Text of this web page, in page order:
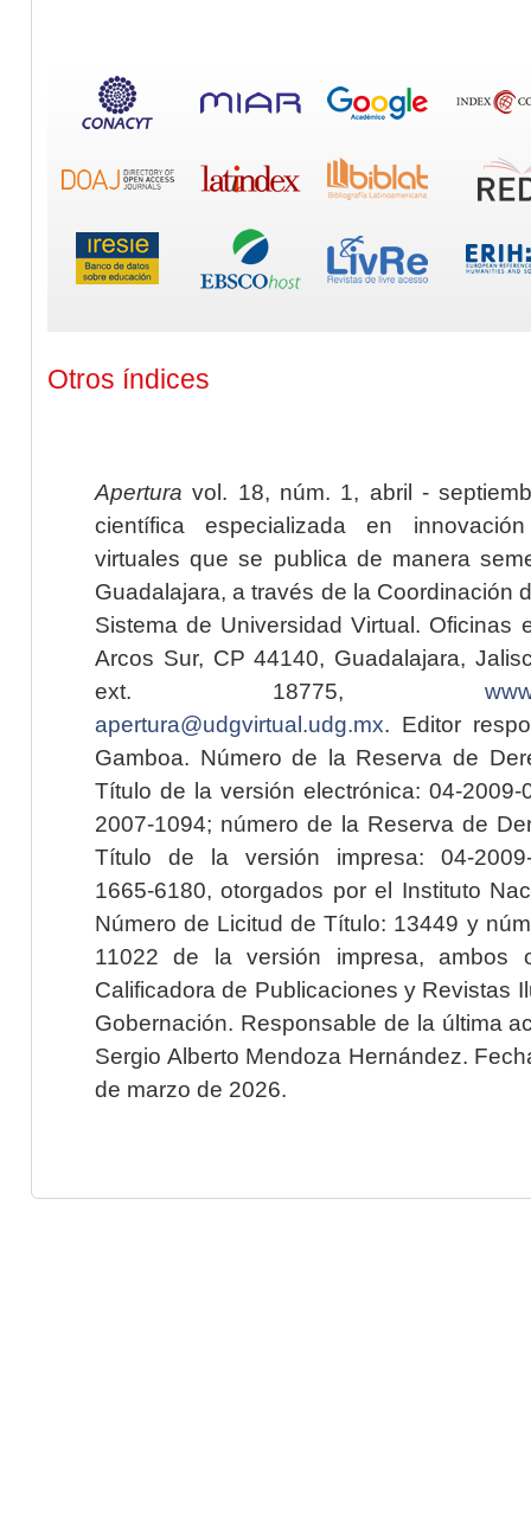
Otros índices
Apertura vol. 18, núm. 1, abril -
científica especializada en
virtuales que se publica de manera
Guadalajara, a través de la Coordinación
Sistema de Universidad Virtual. Oficinas
Arcos Sur, CP 44140, Guadalajara,
ext. 18775,
apertura@udgvirtual.udg.mx. Editor
Gamboa. Número de la Reserva de
Título de la versión electrónica: 04-2009-
2007-1094; número de la Reserva de
Título de la versión impresa: 04-2009-
1665-6180, otorgados por el Instituto
Número de Licitud de Título: 13449 y
11022 de la versión impresa, ambos
Calificadora de Publicaciones y Revistas
Gobernación. Responsable de la última
Sergio Alberto Mendoza Hernández.
de marzo de 2026.